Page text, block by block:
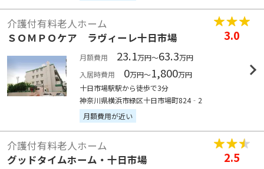
介護付有料老人ホーム
ＳＯＭＰＯケア ラヴィーレ十日市場
3.0
月額費用 23.1万円～63.3万円
入居時費用
0万円～1,800万円
十日市場駅駅から徒歩で3分
神奈川県横浜市緑区十日市場町824‐2
月額費用が近い
介護付有料老人ホーム
グッドタイムホーム・十日市場
2.5